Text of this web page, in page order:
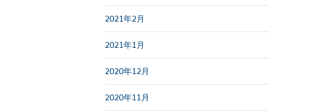
2021年2月
2021年1月
2020年12月
2020年11月